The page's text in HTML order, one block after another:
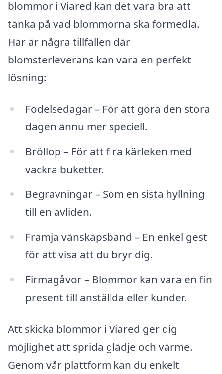
blommor i Viared kan det vara bra att
tänka på vad blommorna ska förmedla.
Här är några tillfällen där
blomsterleverans kan vara en perfekt
lösning:
Födelsedagar – För att göra den stora
dagen ännu mer speciell.
Bröllop – För att fira kärleken med
vackra buketter.
Begravningar – Som en sista hyllning
till en avliden.
Främja vänskapsband – En enkel gest
för att visa att du bryr dig.
Firmagåvor – Blommor kan vara en fin
present till anställda eller kunder.
Att skicka blommor i Viared ger dig
möjlighet att sprida glädje och värme.
Genom vår plattform kan du enkelt